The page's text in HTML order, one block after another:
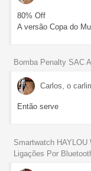
80% Off
A versão Copa do
Bomba Penalty SAC
Carlos, o
Então serve
Smartwatch HAYLOU
Ligações Por